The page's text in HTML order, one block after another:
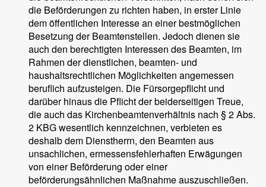
die Beförderungen zu richten haben, in erster Linie
dem öffentlichen Interesse an einer bestmöglichen
Besetzung der Beamtenstellen. Jedoch dienen sie
auch den berechtigten Interessen des Beamten, im
Rahmen der dienstlichen, beamten- und
haushaltsrechtlichen Möglichkeiten angemessen
beruflich aufzusteigen. Die Fürsorgepflicht und
darüber hinaus die Pflicht der beiderseitigen Treue,
die auch das Kirchenbeamtenverhältnis nach § 2 Abs.
2 KBG wesentlich kennzeichnen, verbieten es
deshalb dem Dienstherrn, den Beamten aus
unsachlichen, ermessensfehlerhaften Erwägungen
von einer Beförderung oder einer
beförderungsähnlichen Maßnahme auszuschließen.